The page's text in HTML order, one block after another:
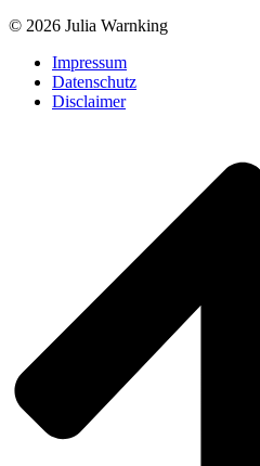
© 2026 Julia Warnking
Impressum
Datenschutz
Disclaimer